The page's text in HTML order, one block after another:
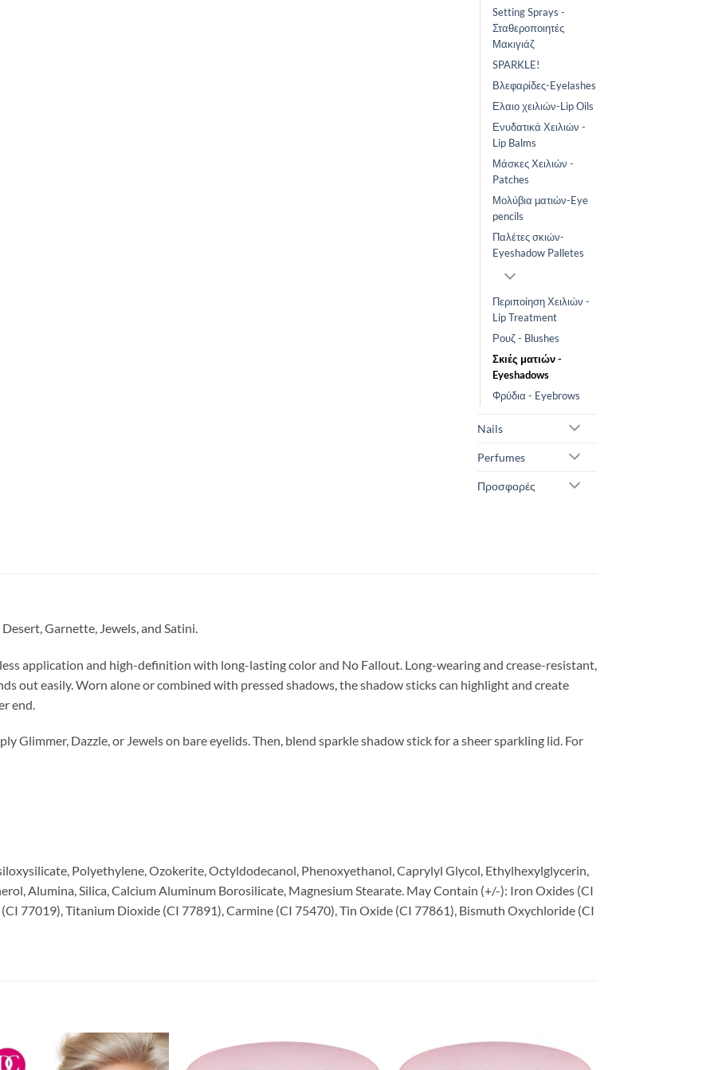
Setting Sprays -
Σταθεροποιητές
Μακιγιάζ
SPARKLE!
Βλεφαρίδες-Eyelashes
Ελαιο χειλιών-Lip Oils
Ενυδατικά Χειλιών -
Lip Balms
Μάσκες Χειλιών -
Patches
Μολύβια ματιών-Eye
pencils
Παλέτες σκιών-
Eyeshadow Palletes
Περιποίηση Χειλιών -
Lip Treatment
Ρουζ - Blushes
Σκιές ματιών -
Eyeshadows
Φρύδια - Eyebrows
Nails
Perfumes
Προσφορές
Garnette, Jewels, and Satini.
application and high-definition with long-lasting color and No Fallout. Long-wearing and crease-resistant,
out easily. Worn alone or combined with pressed shadows, the shadow sticks can highlight and create
end.
Glimmer, Dazzle, or Jewels on bare eyelids. Then, blend sparkle shadow stick for a sheer sparkling lid. For
Polyethylene, Ozokerite, Octyldodecanol, Phenoxyethanol, Caprylyl Glycol, Ethylhexylglycerin,
Alumina, Silica, Calcium Aluminum Borosilicate, Magnesium Stearate. May Contain (+/-): Iron Oxides (CI
77019), Titanium Dioxide (CI 77891), Carmine (CI 75470), Tin Oxide (CI 77861), Bismuth Oxychloride (CI